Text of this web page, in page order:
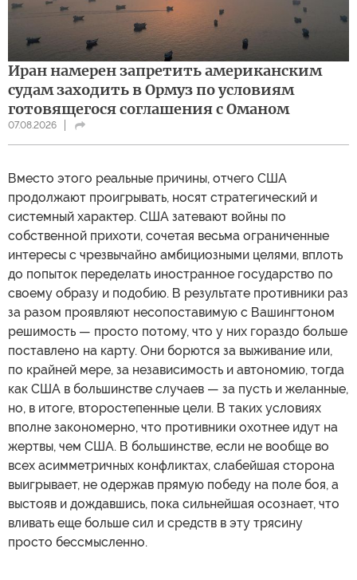
Иран намерен запретить американским
судам заходить в Ормуз по условиям
готовящегося соглашения с Оманом
07.08.2026
Вместо этого реальные причины, отчего США
продолжают проигрывать, носят стратегический и
системный характер. США затевают войны по
собственной прихоти, сочетая весьма ограниченные
интересы с чрезвычайно амбициозными целями, вплоть
до попыток переделать иностранное государство по
своему образу и подобию. В результате противники раз
за разом проявляют несопоставимую с Вашингтоном
решимость — просто потому, что у них гораздо больше
поставлено на карту. Они борются за выживание или,
по крайней мере, за независимость и автономию, тогда
как США в большинстве случаев — за пусть и желанные,
но, в итоге, второстепенные цели. В таких условиях
вполне закономерно, что противники охотнее идут на
жертвы, чем США. В большинстве, если не вообще во
всех асимметричных конфликтах, слабейшая сторона
выигрывает, не одержав прямую победу на поле боя, а
выстояв и дождавшись, пока сильнейшая осознает, что
вливать еще больше сил и средств в эту трясину
просто бессмысленно.